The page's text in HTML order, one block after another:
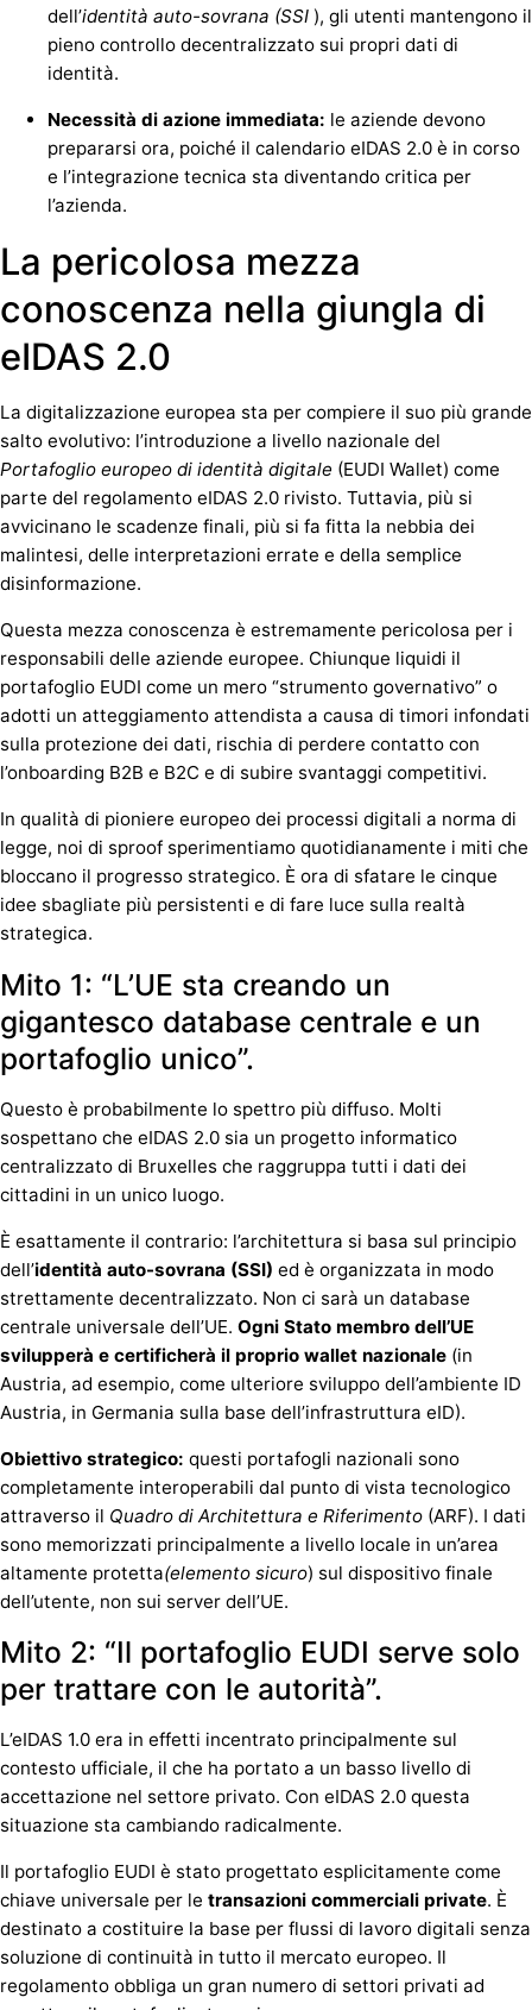
dell’identità auto-sovrana (SSI ), gli utenti mantengono il
pieno controllo decentralizzato sui propri dati di
identità.
Necessità di azione immediata: le aziende devono
prepararsi ora, poiché il calendario eIDAS 2.0 è in corso
e l’integrazione tecnica sta diventando critica per
l’azienda.
La pericolosa mezza
conoscenza nella giungla di
eIDAS 2.0
La digitalizzazione europea sta per compiere il suo più grande
salto evolutivo: l’introduzione a livello nazionale del
Portafoglio europeo di identità digitale (EUDI Wallet) come
parte del regolamento eIDAS 2.0 rivisto. Tuttavia, più si
avvicinano le scadenze finali, più si fa fitta la nebbia dei
malintesi, delle interpretazioni errate e della semplice
disinformazione.
Questa mezza conoscenza è estremamente pericolosa per i
responsabili delle aziende europee. Chiunque liquidi il
portafoglio EUDI come un mero “strumento governativo” o
adotti un atteggiamento attendista a causa di timori infondati
sulla protezione dei dati, rischia di perdere contatto con
l’onboarding B2B e B2C e di subire svantaggi competitivi.
In qualità di pioniere europeo dei processi digitali a norma di
legge, noi di sproof sperimentiamo quotidianamente i miti che
bloccano il progresso strategico. È ora di sfatare le cinque
idee sbagliate più persistenti e di fare luce sulla realtà
strategica.
Mito 1: “L’UE sta creando un
gigantesco database centrale e un
portafoglio unico”.
Questo è probabilmente lo spettro più diffuso. Molti
sospettano che eIDAS 2.0 sia un progetto informatico
centralizzato di Bruxelles che raggruppa tutti i dati dei
cittadini in un unico luogo.
È esattamente il contrario: l’architettura si basa sul principio
dell’identità auto-sovrana (SSI) ed è organizzata in modo
strettamente decentralizzato. Non ci sarà un database
centrale universale dell’UE. Ogni Stato membro dell’UE
svilupperà e certificherà il proprio wallet nazionale (in
Austria, ad esempio, come ulteriore sviluppo dell’ambiente ID
Austria, in Germania sulla base dell’infrastruttura eID).
Obiettivo strategico: questi portafogli nazionali sono
completamente interoperabili dal punto di vista tecnologico
attraverso il Quadro di Architettura e Riferimento (ARF). I dati
sono memorizzati principalmente a livello locale in un’area
altamente protetta(elemento sicuro) sul dispositivo finale
dell’utente, non sui server dell’UE.
Mito 2: “Il portafoglio EUDI serve solo
per trattare con le autorità”.
L’eIDAS 1.0 era in effetti incentrato principalmente sul
contesto ufficiale, il che ha portato a un basso livello di
accettazione nel settore privato. Con eIDAS 2.0 questa
situazione sta cambiando radicalmente.
Il portafoglio EUDI è stato progettato esplicitamente come
chiave universale per le transazioni commerciali private. È
destinato a costituire la base per flussi di lavoro digitali senza
soluzione di continuità in tutto il mercato europeo. Il
regolamento obbliga un gran numero di settori privati ad